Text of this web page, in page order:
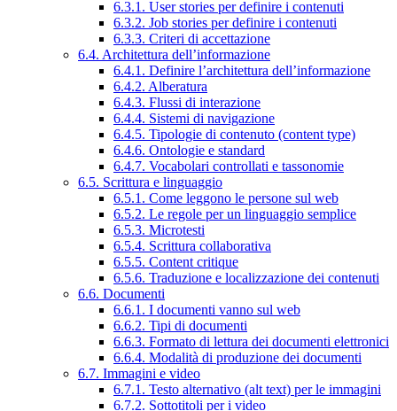
6.3.1. User stories per definire i contenuti
6.3.2. Job stories per definire i contenuti
6.3.3. Criteri di accettazione
6.4. Architettura dell’informazione
6.4.1. Definire l’architettura dell’informazione
6.4.2. Alberatura
6.4.3. Flussi di interazione
6.4.4. Sistemi di navigazione
6.4.5. Tipologie di contenuto (content type)
6.4.6. Ontologie e standard
6.4.7. Vocabolari controllati e tassonomie
6.5. Scrittura e linguaggio
6.5.1. Come leggono le persone sul web
6.5.2. Le regole per un linguaggio semplice
6.5.3. Microtesti
6.5.4. Scrittura collaborativa
6.5.5. Content critique
6.5.6. Traduzione e localizzazione dei contenuti
6.6. Documenti
6.6.1. I documenti vanno sul web
6.6.2. Tipi di documenti
6.6.3. Formato di lettura dei documenti elettronici
6.6.4. Modalità di produzione dei documenti
6.7. Immagini e video
6.7.1. Testo alternativo (alt text) per le immagini
6.7.2. Sottotitoli per i video